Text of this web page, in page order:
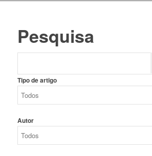
Pesquisa
Tipo de artigo
Autor